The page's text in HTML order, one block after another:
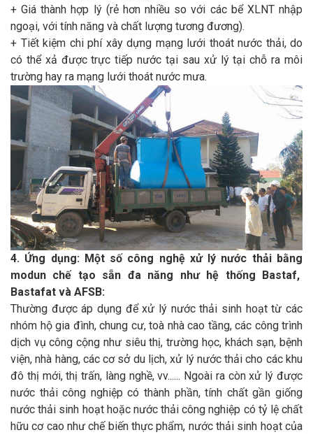
+ Giá thành hợp lý (rẻ hơn nhiều so với các bể XLNT nhập
ngoại, với tính năng và chất lượng tương đương).
+ Tiết kiệm chi phí xây dựng mạng lưới thoát nước thải, do
có thể xả được trực tiếp nước tại sau xử lý tại chỗ ra môi
trường hay ra mạng lưới thoát nước mưa.
4. Ứng dụng: Một số công nghệ xử lý nước thải bằng
modun chế tạo sẵn đa năng như hệ thống Bastaf,
Bastafat và AFSB:
Thường được áp dụng để xử lý nước thải sinh hoạt từ các
nhóm hộ gia đình, chung cư, toà nhà cao tầng, các công trình
dịch vụ công cộng như siêu thị, trường học, khách sạn, bệnh
viện, nhà hàng, các cơ sở du lịch, xử lý nước thải cho các khu
đô thị mới, thị trấn, làng nghề, vv...... Ngoài ra còn xử lý được
nước thải công nghiệp có thành phần, tính chất gần giống
nước thải sinh hoạt hoặc nước thải công nghiệp có tỷ lệ chất
hữu cơ cao như chế biến thực phẩm, nước thải sinh hoạt của